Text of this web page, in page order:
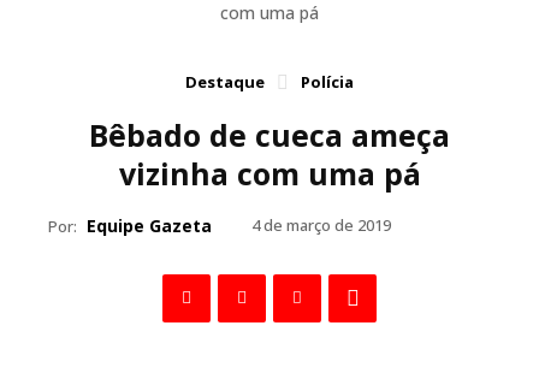
com uma pá
Destaque Polícia
Bêbado de cueca ameça
vizinha com uma pá
Por: Equipe Gazeta 4 de março de 2019